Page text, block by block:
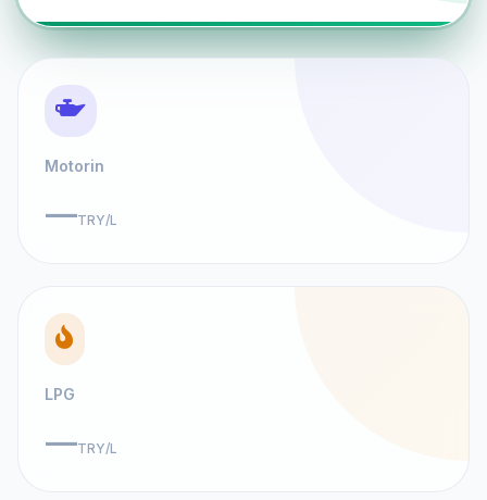
Motorin
—TRY/L
LPG
—TRY/L